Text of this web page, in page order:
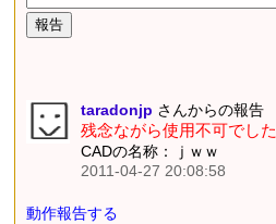
taradonjp さんからの報告
残念ながら使用不可でした
CADの名称：ｊｗｗ
2011-04-27 20:08:58
動作報告する